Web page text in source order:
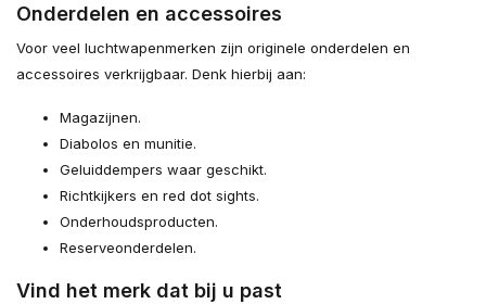
Onderdelen en accessoires
Voor veel luchtwapenmerken zijn originele onderdelen en
accessoires verkrijgbaar. Denk hierbij aan:
Magazijnen.
Diabolos en munitie.
Geluiddempers waar geschikt.
Richtkijkers en red dot sights.
Onderhoudsproducten.
Reserveonderdelen.
Vind het merk dat bij u past